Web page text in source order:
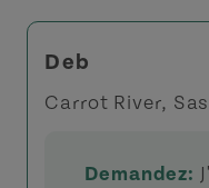
Deb
Carrot River,
Demandez: